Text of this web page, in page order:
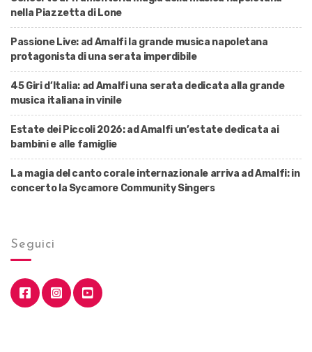
nella Piazzetta di Lone
Passione Live: ad Amalfi la grande musica napoletana
protagonista di una serata imperdibile
45 Giri d’Italia: ad Amalfi una serata dedicata alla grande
musica italiana in vinile
Estate dei Piccoli 2026: ad Amalfi un’estate dedicata ai
bambini e alle famiglie
La magia del canto corale internazionale arriva ad Amalfi: in
concerto la Sycamore Community Singers
Seguici